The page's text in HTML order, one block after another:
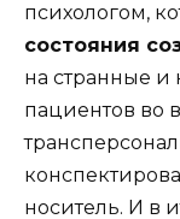
психологом,
состояния
на странные
пациентов во
носитель. И в